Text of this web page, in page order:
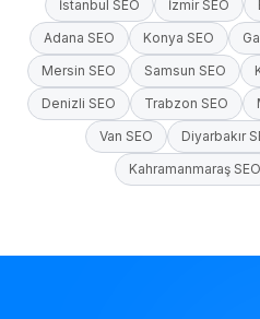
İstanbul SEO İzmirSEO
Adana SEO Konya SEO
Mersin SEO Samsun SEO
Denizli SEO Trabzon SEO
Van SEO Diyarbakır
Kahramanmaraş SEO